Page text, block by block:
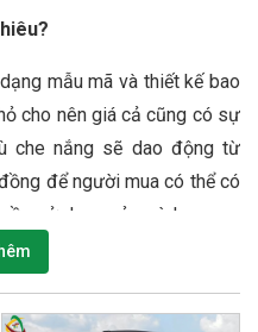
mẫu mã và thiết kế bao
cho nên giá cả cũng có sự
che nắng sẽ dao động từ
để người mua có thể có
sử dụng của mình.
cấp sản phẩm ô dù,ô